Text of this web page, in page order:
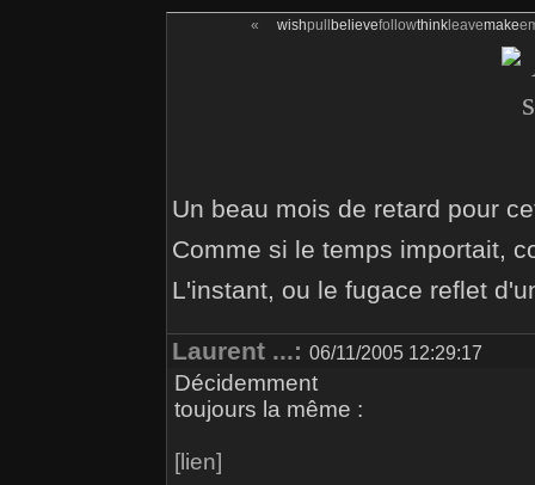
« wishpull believefollowthinkleavemake
Un beau mois de retard pour
Comme si le temps importait,
L'instant, ou le fugace reflet
Laurent ...: 06/11/2005 12:29:17
Décidemment
toujours la même :
[lien]